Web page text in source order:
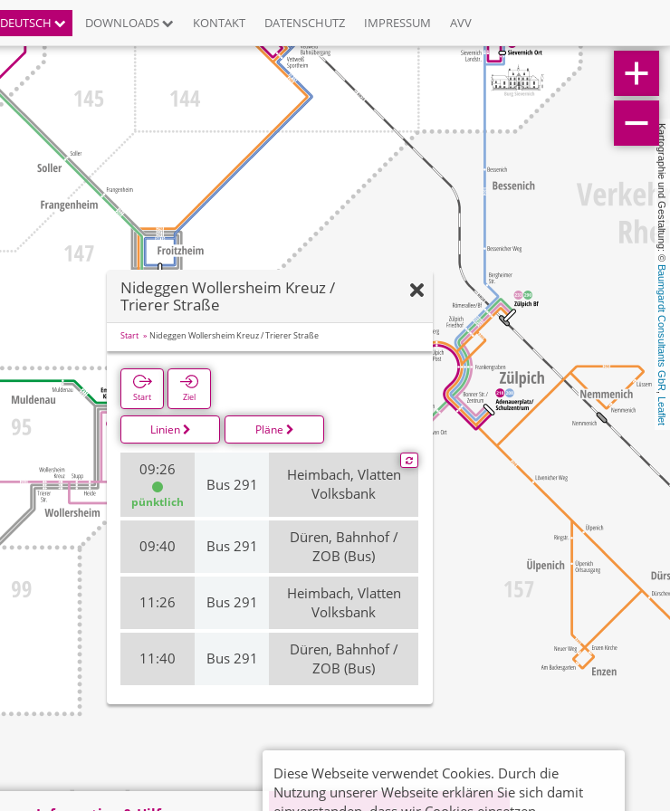
DEUTSCH DOWNLOADS KONTAKT DATENSCHUTZ IMPRESSUM AVV
Kartographie und Gestaltung: ©
Baumgardt Consultants GbR
,
Leaflet
Nideggen Wollersheim Kreuz /
Trierer Straße
Start Nideggen Wollersheim Kreuz / Trierer Straße
Start Ziel
Linien Pläne
09:26
pünktlich
Bus 291
Heimbach, Vlatten
Volksbank
09:40 Bus 291
Düren, Bahnhof /
ZOB (Bus)
11:26 Bus 291
Heimbach, Vlatten
Volksbank
11:40 Bus 291
Düren, Bahnhof /
ZOB (Bus)
Diese Webseite verwendet Cookies. Durch die
Nutzung unserer Webseite erklären Sie sich damit